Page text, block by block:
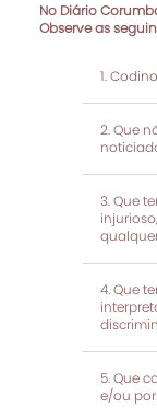
No Diário
Observe as
Que
Que
Que
Que
e/ou